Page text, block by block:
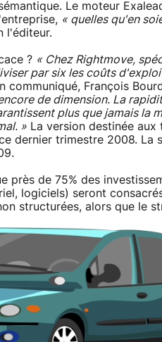
Le moteur
« quelles qu'en
l'éditeur.
? « Chez Rightmove,
par six les coûts
communiqué, François
de dimension. La
plus que jamais la
» La version destinée
dernier trimestre 2008. La
près de 75% des
logiciels) seront
structurées, alors que le